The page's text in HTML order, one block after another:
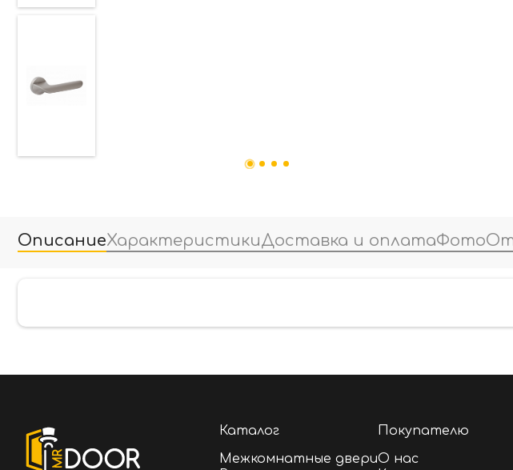
ОписаниеХарактеристикиДоставка и оплатаФото
Каталог
Межкомнатные двери
Покупателю
О нас